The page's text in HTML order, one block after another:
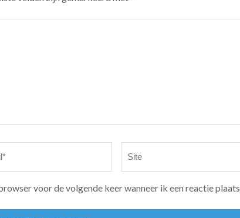
voor de volgende keer wanneer ik een reactie plaats.